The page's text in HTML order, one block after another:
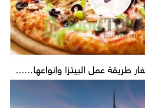
طريقة عمل البيتزا وانواعها......